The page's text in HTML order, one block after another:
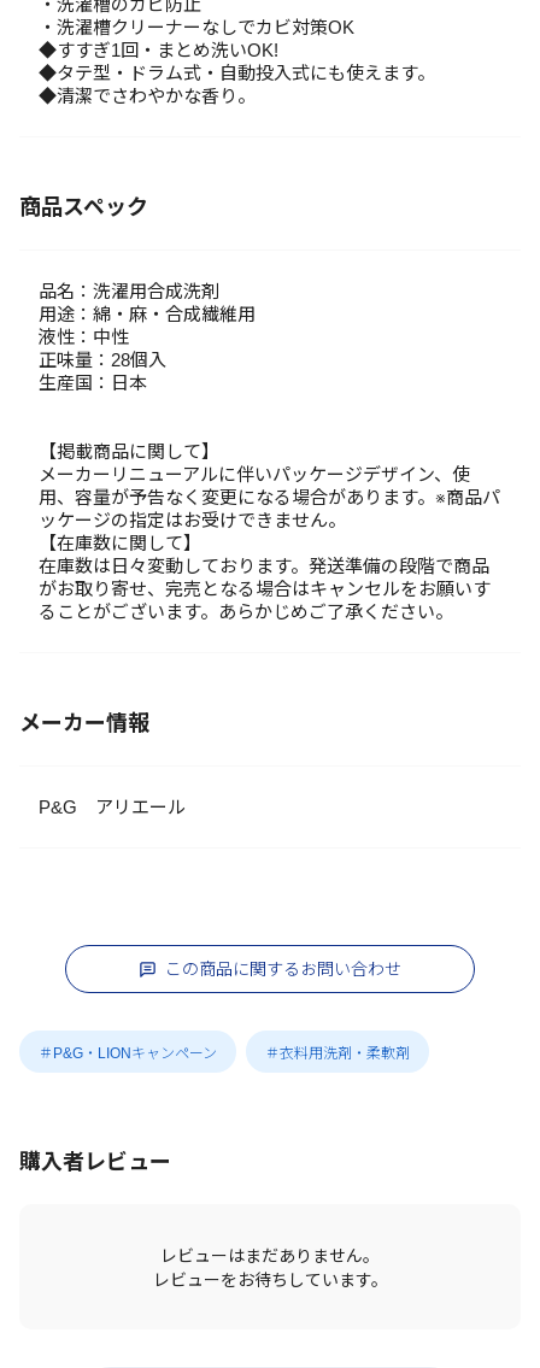
・洗濯槽のカビ防止
・洗濯槽クリーナーなしでカビ対策OK
◆すすぎ1回・まとめ洗いOK!
◆タテ型・ドラム式・自動投入式にも使えます。
◆清潔でさわやかな香り。
商品スペック
品名：洗濯用合成洗剤
用途：綿・麻・合成繊維用
液性：中性
正味量：28個入
生産国：日本
【掲載商品に関して】
メーカーリニューアルに伴いパッケージデザイン、使
用、容量が予告なく変更になる場合があります。※商品パ
ッケージの指定はお受けできません。
【在庫数に関して】
在庫数は日々変動しております。発送準備の段階で商品
がお取り寄せ、完売となる場合はキャンセルをお願いす
ることがございます。あらかじめご了承ください。
メーカー情報
P&G アリエール
この商品に関するお問い合わせ
＃P&G・LIONキャンペーン ＃衣料用洗剤・柔軟剤
購入者レビュー
レビューはまだありません。
レビューをお待ちしています。